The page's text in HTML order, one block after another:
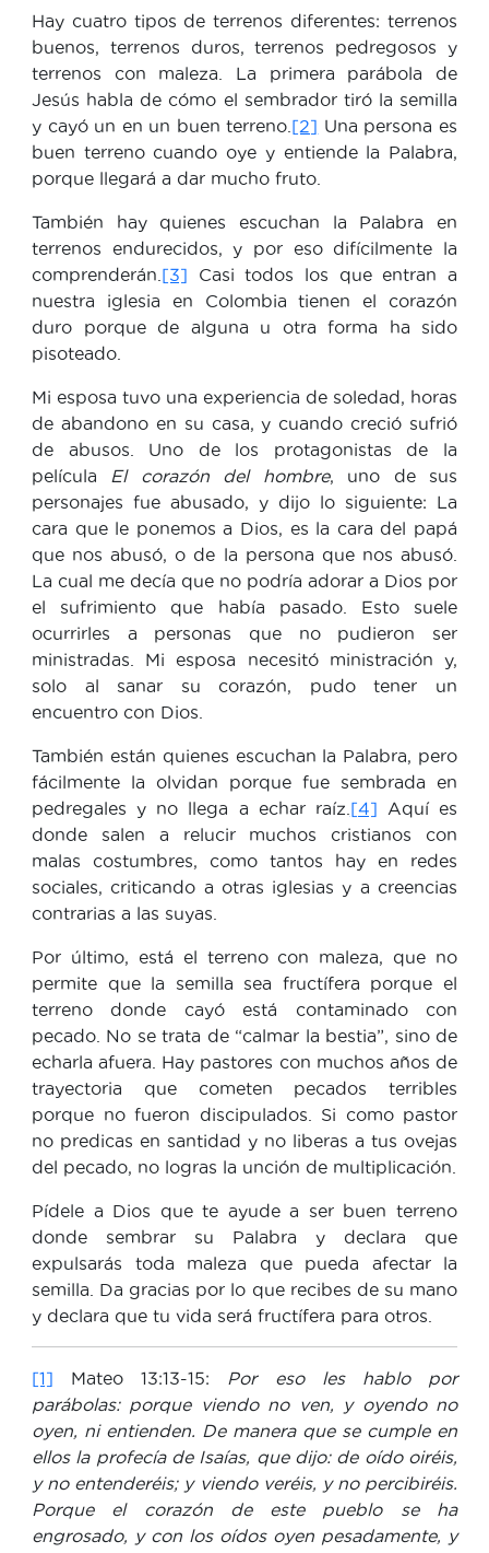
Hay cuatro tipos de terrenos diferentes: terrenos
buenos, terrenos duros, terrenos pedregosos y
terrenos con maleza. La primera parábola de
Jesús habla de cómo el sembrador tiró la semilla
y cayó un en un buen terreno. [2] Una persona es
buen terreno cuando oye y entiende la Palabra,
porque llegará a dar mucho fruto.
También hay quienes escuchan la Palabra en
terrenos endurecidos, y por eso difícilmente la
comprenderán. [3] Casi todos los que entran a
nuestra iglesia en Colombia tienen el corazón
duro porque de alguna u otra forma ha sido
pisoteado.
Mi esposa tuvo una experiencia de soledad, horas
de abandono en su casa, y cuando creció sufrió
de abusos. Uno de los protagonistas de la
película El corazón del hombre, uno de sus
personajes fue abusado, y dijo lo siguiente: La
cara que le ponemos a Dios, es la cara del papá
que nos abusó, o de la persona que nos abusó.
La cual me decía que no podría adorar a Dios por
el sufrimiento que había pasado. Esto suele
ocurrirles a personas que no pudieron ser
ministradas. Mi esposa necesitó ministración y,
solo al sanar su corazón, pudo tener un
encuentro con Dios.
También están quienes escuchan la Palabra, pero
fácilmente la olvidan porque fue sembrada en
pedregales y no llega a echar raíz. [4] Aquí es
donde salen a relucir muchos cristianos con
malas costumbres, como tantos hay en redes
sociales, criticando a otras iglesias y a creencias
contrarias a las suyas.
Por último, está el terreno con maleza, que no
permite que la semilla sea fructífera porque el
terreno donde cayó está contaminado con
pecado. No se trata de “calmar la bestia”, sino de
echarla afuera. Hay pastores con muchos años de
trayectoria que cometen pecados terribles
porque no fueron discipulados. Si como pastor
no predicas en santidad y no liberas a tus ovejas
del pecado, no logras la unción de multiplicación.
Pídele a Dios que te ayude a ser buen terreno
donde sembrar su Palabra y declara que
expulsarás toda maleza que pueda afectar la
semilla. Da gracias por lo que recibes de su mano
y declara que tu vida será fructífera para otros.
[1] Mateo 13:13-15: Por eso les hablo por
parábolas: porque viendo no ven, y oyendo no
oyen, ni entienden. De manera que se cumple en
ellos la profecía de Isaías, que dijo: de oído oiréis,
y no entenderéis; y viendo veréis, y no percibiréis.
Porque el corazón de este pueblo se ha
engrosado, y con los oídos oyen pesadamente, y